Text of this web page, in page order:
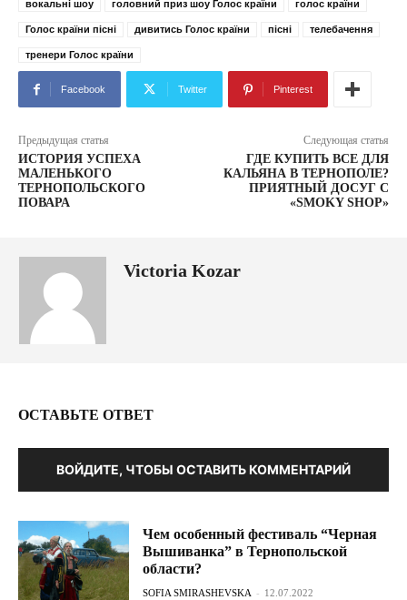
вокальні шоу головний приз шоу Голос країни голос країни
Голос країни пісні дивитись Голос країни пісні телебачення
тренери Голос країни
Facebook Twitter Pinterest
Предыдущая статья
ИСТОРИЯ УСПЕХА
МАЛЕНЬКОГО
ТЕРНОПОЛЬСКОГО
ПОВАРА
Следующая статья
ГДЕ КУПИТЬ ВСЕ ДЛЯ
КАЛЬЯНА В ТЕРНОПОЛЕ?
ПРИЯТНЫЙ ДОСУГ С
«SMOKY SHOP»
Victoria Kozar
ОСТАВЬТЕ ОТВЕТ
ВОЙДИТЕ, ЧТОБЫ ОСТАВИТЬ КОММЕНТАРИЙ
Чем особенный фестиваль “Черная
Вышиванка” в Тернопольской
области?
SOFIA SMIRASHEVSKA - 12.07.2022